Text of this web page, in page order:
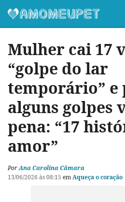
Mulher cai 17
“golpe do lar
temporário” e
alguns golpes
pena: “17
amor”
PorAna Carolina Câmara
13/06/2026 às 08:15 emAqueça o coração